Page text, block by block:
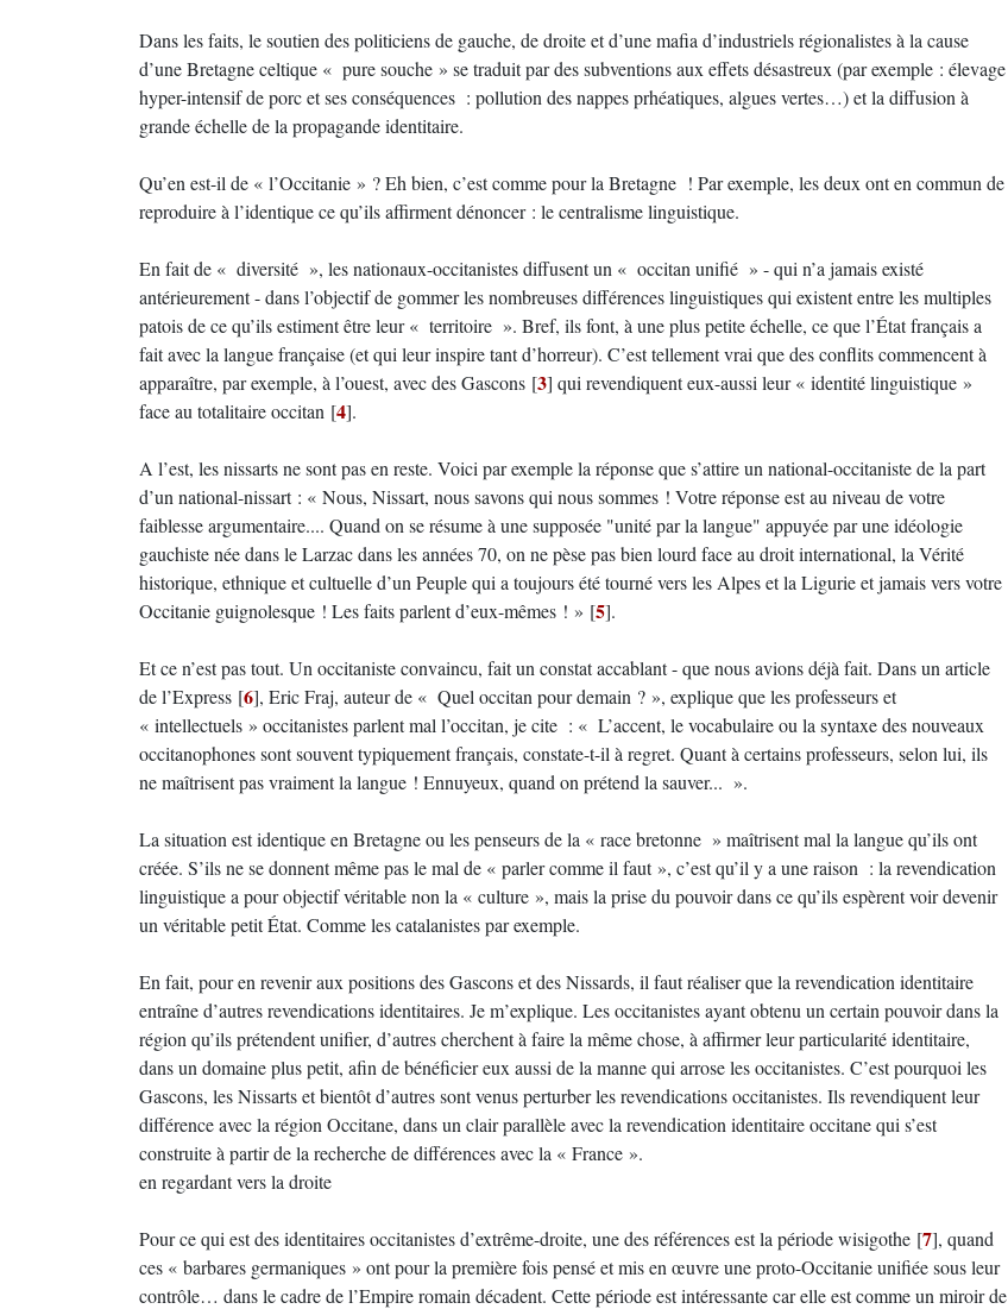
Dans les faits, le soutien des politiciens de gauche, de droite et d’une mafia d’industriels régionalistes à la cause
d’une Bretagne celtique « pure souche » se traduit par des subventions aux effets désastreux (par exemple : élevage
hyper-intensif de porc et ses conséquences : pollution des nappes prhéatiques, algues vertes…) et la diffusion à
grande échelle de la propagande identitaire.
Qu’en est-il de « l’Occitanie » ? Eh bien, c’est comme pour la Bretagne ! Par exemple, les deux ont en commun de
reproduire à l’identique ce qu’ils affirment dénoncer : le centralisme linguistique.
En fait de « diversité », les nationaux-occitanistes diffusent un « occitan unifié » - qui n’a jamais existé
antérieurement - dans l’objectif de gommer les nombreuses différences linguistiques qui existent entre les multiples
patois de ce qu’ils estiment être leur « territoire ». Bref, ils font, à une plus petite échelle, ce que l’État français a
fait avec la langue française (et qui leur inspire tant d’horreur). C’est tellement vrai que des conflits commencent à
apparaître, par exemple, à l’ouest, avec des Gascons [3] qui revendiquent eux-aussi leur « identité linguistique »
face au totalitaire occitan [4].
A l’est, les nissarts ne sont pas en reste. Voici par exemple la réponse que s’attire un national-occitaniste de la part
d’un national-nissart : « Nous, Nissart, nous savons qui nous sommes ! Votre réponse est au niveau de votre
faiblesse argumentaire.... Quand on se résume à une supposée "unité par la langue" appuyée par une idéologie
gauchiste née dans le Larzac dans les années 70, on ne pèse pas bien lourd face au droit international, la Vérité
historique, ethnique et cultuelle d’un Peuple qui a toujours été tourné vers les Alpes et la Ligurie et jamais vers votre
Occitanie guignolesque ! Les faits parlent d’eux-mêmes ! » [5].
Et ce n’est pas tout. Un occitaniste convaincu, fait un constat accablant - que nous avions déjà fait. Dans un article
de l’Express [6], Eric Fraj, auteur de « Quel occitan pour demain ? », explique que les professeurs et
« intellectuels » occitanistes parlent mal l’occitan, je cite : « L’accent, le vocabulaire ou la syntaxe des nouveaux
occitanophones sont souvent typiquement français, constate-t-il à regret. Quant à certains professeurs, selon lui, ils
ne maîtrisent pas vraiment la langue ! Ennuyeux, quand on prétend la sauver... ».
La situation est identique en Bretagne ou les penseurs de la « race bretonne » maîtrisent mal la langue qu’ils ont
créée. S’ils ne se donnent même pas le mal de « parler comme il faut », c’est qu’il y a une raison : la revendication
linguistique a pour objectif véritable non la « culture », mais la prise du pouvoir dans ce qu’ils espèrent voir devenir
un véritable petit État. Comme les catalanistes par exemple.
En fait, pour en revenir aux positions des Gascons et des Nissards, il faut réaliser que la revendication identitaire
entraîne d’autres revendications identitaires. Je m’explique. Les occitanistes ayant obtenu un certain pouvoir dans la
région qu’ils prétendent unifier, d’autres cherchent à faire la même chose, à affirmer leur particularité identitaire,
dans un domaine plus petit, afin de bénéficier eux aussi de la manne qui arrose les occitanistes. C’est pourquoi les
Gascons, les Nissarts et bientôt d’autres sont venus perturber les revendications occitanistes. Ils revendiquent leur
différence avec la région Occitane, dans un clair parallèle avec la revendication identitaire occitane qui s’est
construite à partir de la recherche de différences avec la « France ».
en regardant vers la droite
Pour ce qui est des identitaires occitanistes d’extrême-droite, une des références est la période wisigothe [7], quand
ces « barbares germaniques » ont pour la première fois pensé et mis en œuvre une proto-Occitanie unifiée sous leur
contrôle… dans le cadre de l’Empire romain décadent. Cette période est intéressante car elle est comme un miroir de